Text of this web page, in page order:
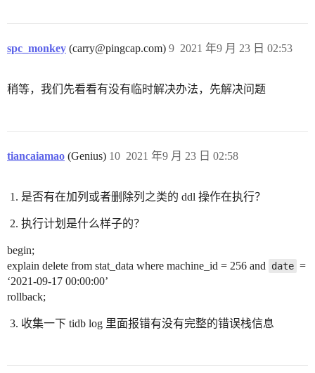
spc_monkey (carry@pingcap.com) 2021 年9 月 23 日 02:53
9
稍等，我们先看看有没有临时解决办法，先解决问题
tiancaiamao (Genius) 2021 年9 月 23 日 02:58
10
是否有在加列或者删除列之类的 ddl 操作在执行？
执行计划是什么样子的？
begin;
explain delete from stat_data where machine_id = 256 and
date =
‘2021-09-17 00:00:00’
rollback;
收集一下 tidb log 里面报错有没有完整的错误栈信息